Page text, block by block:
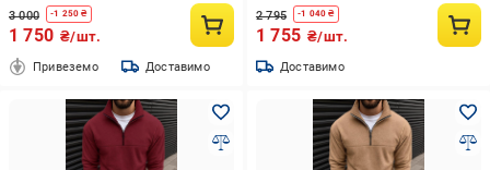
3 000 -1 250 ₴
1 750 ₴/шт.
Привеземо Доставимо
2 795 -1 040 ₴
1 755 ₴/шт.
Доставимо